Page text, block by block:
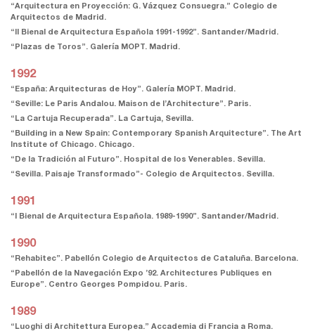
“Arquitectura en Proyección: G. Vázquez Consuegra.” Colegio de
Arquitectos de Madrid.
“II Bienal de Arquitectura Española 1991-1992”. Santander/Madrid.
“Plazas de Toros”. Galería MOPT. Madrid.
1992
“España: Arquitecturas de Hoy”. Galería MOPT. Madrid.
“Seville: Le Paris Andalou. Maison de l’Architecture”. Paris.
“La Cartuja Recuperada”. La Cartuja, Sevilla.
“Building in a New Spain: Contemporary Spanish Arquitecture”. The Art
Institute of Chicago. Chicago.
“De la Tradición al Futuro”. Hospital de los Venerables. Sevilla.
“Sevilla. Paisaje Transformado”- Colegio de Arquitectos. Sevilla.
1991
“I Bienal de Arquitectura Española. 1989-1990”. Santander/Madrid.
1990
“Rehabitec”. Pabellón Colegio de Arquitectos de Cataluña. Barcelona.
“Pabellón de la Navegación Expo ’92. Architectures Publiques en
Europe”. Centro Georges Pompidou. Paris.
1989
“Luoghi di Architettura Europea.” Accademia di Francia a Roma.